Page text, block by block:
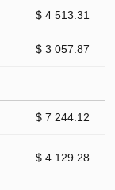
$ 4 513.31
$ 3 057.87
$ 7 244.12
$ 4 129.28